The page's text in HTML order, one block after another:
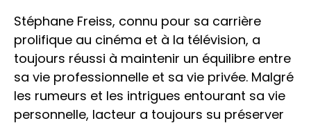
Stéphane Freiss, connu pour sa carrière
prolifique au cinéma et à la télévision, a
toujours réussi à maintenir un équilibre entre
sa vie professionnelle et sa vie privée. Malgré
les rumeurs et les intrigues entourant sa vie
personnelle, lacteur a toujours su préserver